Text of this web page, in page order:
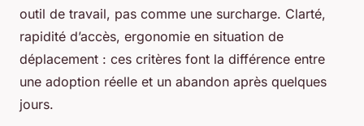
outil de travail, pas comme une surcharge. Clarté,
rapidité d’accès, ergonomie en situation de
déplacement : ces critères font la différence entre
une adoption réelle et un abandon après quelques
jours.